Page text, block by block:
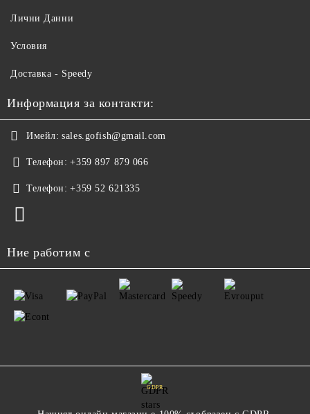
Лични Данни
Условия
Доставка - Speedy
Информация за контакти:
Имейл: sales.gofish@gmail.com
Телефон: +359 897 879 066
Телефон: +359 52 621335
Ние работим с
GDPR